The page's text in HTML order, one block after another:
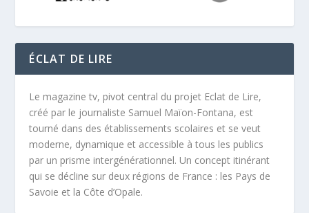
ÉCLAT DE LIRE
Le magazine tv, pivot central du projet Eclat de Lire,
créé par le journaliste Samuel Maïon-Fontana, est
tourné dans des établissements scolaires et se veut
moderne, dynamique et accessible à tous les publics
par un prisme intergénérationnel. Un concept itinérant
qui se décline sur deux régions de France : les Pays de
Savoie et la Côte d’Opale.